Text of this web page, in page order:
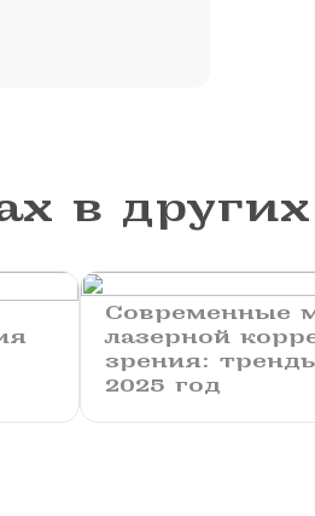
в
Современные
лазерной
зрения:
2025 год